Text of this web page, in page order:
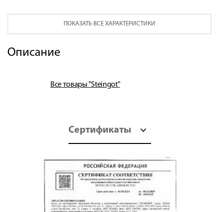
ПОКАЗАТЬ ВСЕ ХАРАКТЕРИСТИКИ
Описание
Все товары "Steingot"
Сертификаты